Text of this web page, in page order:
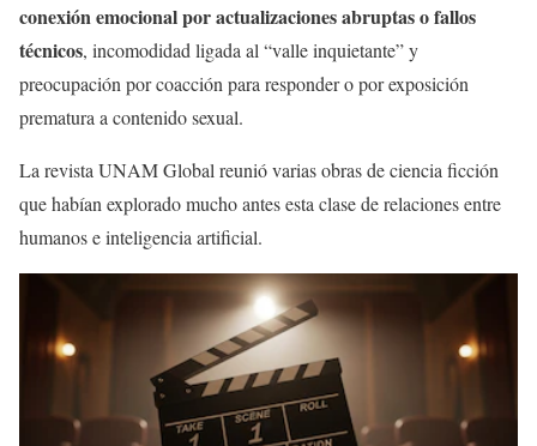
conexión emocional por actualizaciones abruptas o fallos
técnicos, incomodidad ligada al “valle inquietante” y
preocupación por coacción para responder o por exposición
prematura a contenido sexual.
La revista UNAM Global reunió varias obras de ciencia ficción
que habían explorado mucho antes esta clase de relaciones entre
humanos e inteligencia artificial.